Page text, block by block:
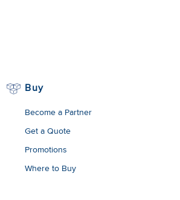
Buy
Become a Partner
Get a Quote
Promotions
Where to Buy